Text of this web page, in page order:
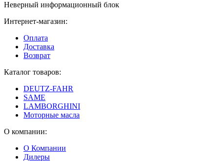
Неверный информационный блок
Интернет-магазин:
Оплата
Доставка
Возврат
Каталог товаров:
DEUTZ-FAHR
SAME
LAMBORGHINI
Моторные масла
О компании:
О Компании
Дилеры